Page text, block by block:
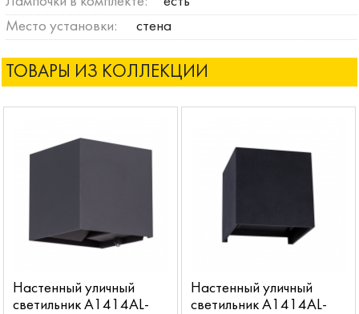
Место установки:
стена
ТОВАРЫ ИЗ КОЛЛЕКЦИИ
Настенный уличный
светильник A1414AL-
Настенный уличный
светильник A1414AL-